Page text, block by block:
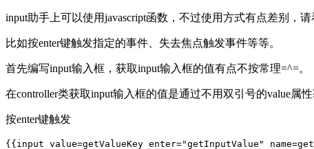
input助手上可以使用javascript函数，不过使用方式有点差别，请
比如按enter键触发指定的事件、失去焦点触发事件等等。
首先编写input输入框，获取input输入框的值有点不按常理=^=。
在controller类获取input输入框的值是通过不用双引号的value属性
按enter键触发
{{input value=getValueKey enter="getInputValue"